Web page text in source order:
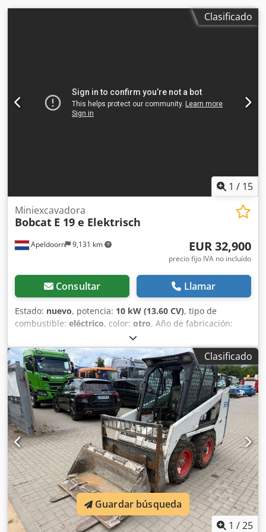
PIN, sistema de cámaras delante y detrás, sistema de
advertencia de colisión trasera, posicionamiento vertical
Clasificado
1 / 15
Apeldoorn 9,131 km
Miniexcavadora
Bobcat E 19 e Elektrisch
EUR 32,900
precio fijo IVA no incluído
Consultar Llamar
Estado: nuevo, potencia: 10 kW (13.60 CV), tipo de
combustible: eléctrico, color: otro, Año de fabricación:
, horas de funcionamiento:
Dedpfx Asznrnmeihjkr Peso en vacío: 1.910 kg Dimensiones
(L x An x Al): 381 x 98 x 230 cm Marcado CE: sí Estado
general: muy bueno Estado técnico: muy bueno Estado
visual: muy bueno = Opciones y accesorios adicionales = -
Función de martillo/selección - Función de rotación =
Observaciones = General País de fabricación: República
Checa Estado Tipo CE: CE 2 funciones hidráulicas
adicionales para cizalla/cuchara clasificadora, juego de
protección de cilindro, chasis extensible
Clasificado
1 /25
Guardar búsqueda